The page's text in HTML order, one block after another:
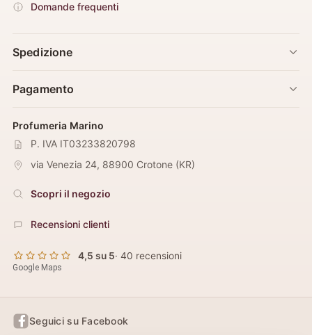
Domande frequenti
Spedizione
Pagamento
Profumeria Marino
P. IVA IT03233820798
via Venezia 24, 88900 Crotone (KR)
Scopri il negozio
Recensioni clienti
4,5 su 5· 40 recensioni
Google Maps
Seguici su Facebook